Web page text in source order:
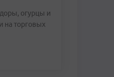
огурцы и
на торговых